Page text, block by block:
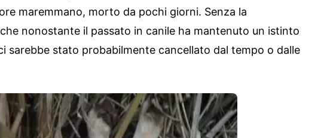
maremmano, morto da pochi giorni. Senza la
nonostante il passato in canile ha mantenuto un istinto
sarebbe stato probabilmente cancellato dal tempo o dalle